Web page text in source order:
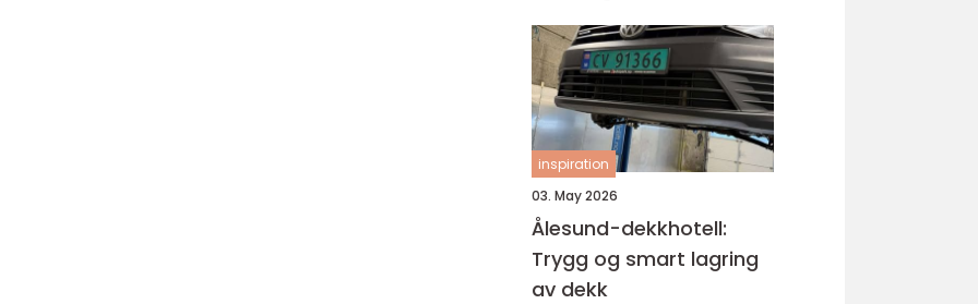
inspiration
03. May 2026
Ålesund-dekkhotell:
Trygg og smart lagring
av dekk